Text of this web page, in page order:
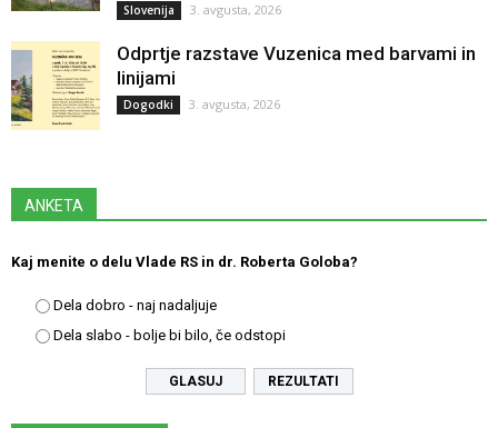
Slovenija 3. avgusta, 2026
Odprtje razstave Vuzenica med barvami in
linijami
Dogodki 3. avgusta, 2026
ANKETA
Kaj menite o delu Vlade RS in dr. Roberta Goloba?
Dela dobro - naj nadaljuje
Dela slabo - bolje bi bilo, če odstopi
REZULTATI